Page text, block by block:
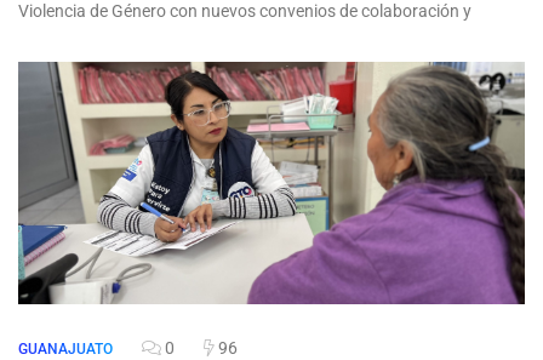
Violencia de Género con nuevos convenios de colaboración y
GUANAJUATO 0 96